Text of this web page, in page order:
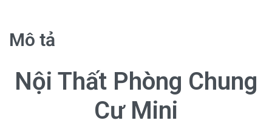
Mô tả
Nội Thất Phòng Chung
Cư Mini